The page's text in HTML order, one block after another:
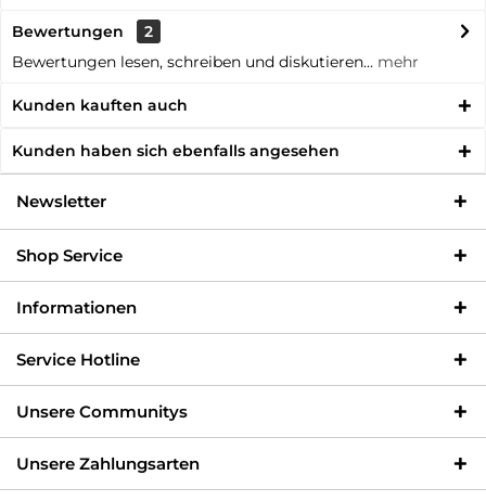
Bewertungen
2
Bewertungen lesen, schreiben und diskutieren... mehr
Kunden kauften auch
Kunden haben sich ebenfalls angesehen
Newsletter
Shop Service
Informationen
Service Hotline
Unsere Communitys
Unsere Zahlungsarten